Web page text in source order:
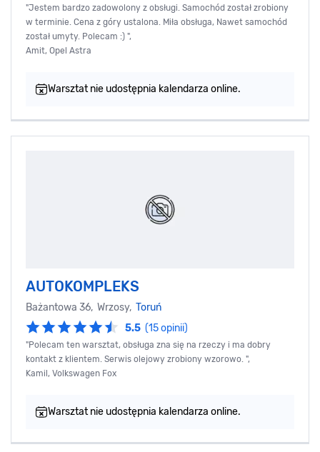
"Jestem bardzo zadowolony z obsługi. Samochód został zrobiony
w terminie. Cena z góry ustalona. Miła obsługa, Nawet samochód
został umyty. Polecam :) ",
Amit, Opel Astra
Warsztat nie udostępnia kalendarza online.
AUTOKOMPLEKS
Bażantowa 36, Wrzosy, Toruń
5.5 (15 opinii)
"Polecam ten warsztat, obsługa zna się na rzeczy i ma dobry
kontakt z klientem. Serwis olejowy zrobiony wzorowo. ",
Kamil, Volkswagen Fox
Warsztat nie udostępnia kalendarza online.